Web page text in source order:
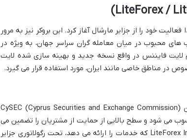
تأسیس شد، در ابتدا فعالیت خود را از جزایر مارشال آغاز کرد. این بروکر نیز به مرور
محبوب در میان معامله گران سراسر جهان، به ویژه در
لایت فایننس در واقع نسخه جدید و بهینه سازی شده لایت
در مناطق خاصی مانند ایران، مورد استفاده قرار می گیرد.
لایت فارکس در سطح بین المللی دارای مجوز از سازمان CySEC (Cyprus Securities and Exchange Commission)
می شود و سطح بالایی از حمایت از مشتریان را تضمین می
کند. اما برای کاربران ایرانی، شرکت LiteForex Investments Limited که خدمات را ارائه می دهد، تحت رگولاتوری جزایر